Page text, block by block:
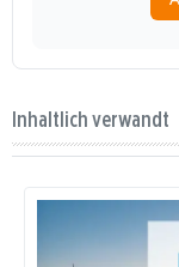
Inhaltlich verwandt